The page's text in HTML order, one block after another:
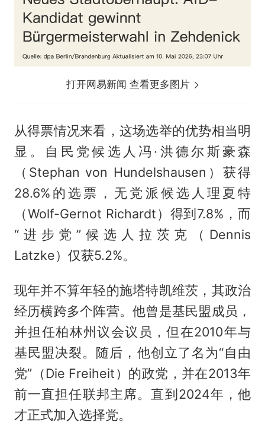
打开网易新闻 查看更多图片
从得票情况来看，这场选举的优势相当明
显。自民党候选人冯·洪德尔斯豪森
（Stephan von Hundelshausen）获得
28.6%的选票，无党派候选人理夏特
（Wolf-Gernot Richardt）得到7.8%，而
“进步党”候选人拉茨克（Dennis
Latzke）仅获5.2%。
现年并不算年轻的施塔特凯维茨，其政治
经历横跨多个阵营。他曾是基民盟成员，
并担任柏林州议会议员，但在2010年与
基民盟决裂。随后，他创立了名为“自由
党”（Die Freiheit）的政党，并在2013年
前一直担任联邦主席。直到2024年，他
才正式加入选择党。